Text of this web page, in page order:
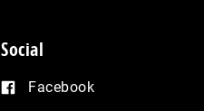
Social
Facebook